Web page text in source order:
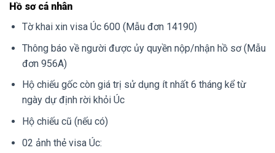
Hồ sơ cá nhân
Tờ khai xin visa Úc 600 (Mẫu đơn 14190)
Thông báo về người được ủy quyền nộp/nhận hồ sơ (Mẫu
đơn 956A)
Hộ chiếu gốc còn giá trị sử dụng ít nhất 6 tháng kể từ
ngày dự định rời khỏi Úc
Hộ chiếu cũ (nếu có)
02 ảnh thẻ visa Úc: